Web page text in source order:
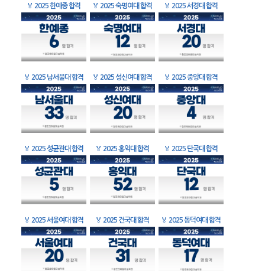
🏅 2025 한예종 합격 🏅 2025 숙명여대 합격 🏅 2025 서경대 합격
🏅 2025 남서울대 합격 🏅 2025 성신여대 합격 🏅 2025 중앙대 합격
🏅 2025 성균관대 합격 🏅 2025 홍익대 합격 🏅 2025 단국대 합격
🏅 2025 서울여대 합격 🏅 2025 건국대 합격 🏅 2025 동덕여대 합격